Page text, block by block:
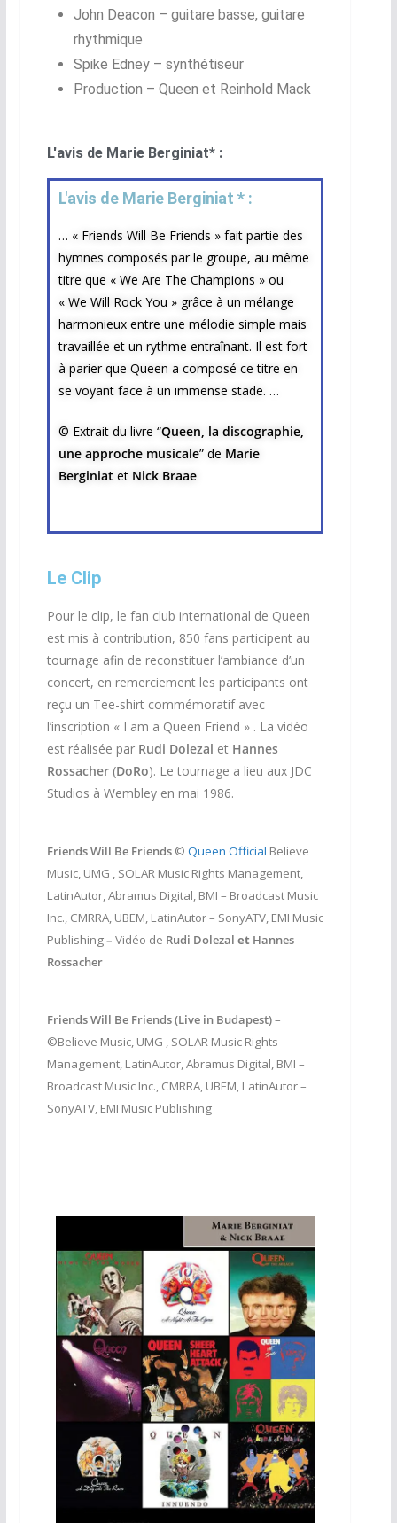
John Deacon – guitare basse, guitare
rhythmique
Spike Edney – synthétiseur
Production – Queen et Reinhold Mack
L'avis de Marie Berginiat* :
L'avis de Marie Berginiat * :​
… « Friends Will Be Friends » fait partie des
hymnes composés par le groupe, au même
titre que « We Are The Champions » ou
« We Will Rock You » grâce à un mélange
harmonieux entre une mélodie simple mais
travaillée et un rythme entraînant. Il est fort
à parier que Queen a composé ce titre en
se voyant face à un immense stade. …
© Extrait du livre “Queen, la discographie,
une approche musicale” de Marie
Berginiatet Nick Braae
Le Clip
Pour le clip, le fan club international de Queen
est mis à contribution, 850 fans participent au
tournage afin de reconstituer l’ambiance d’un
concert, en remerciement les participants ont
reçu un Tee-shirt commémoratif avec
l’inscription « I am a Queen Friend ». La vidéo
estréalisée par Rudi Dolezal et Hannes
Rossacher(DoRo). Le tournage a lieu aux JDC
Studios à Wembley en mai 1986.
Friends Will Be Friends© Queen Official Believe
Music, UMG , SOLAR Music Rights Management,
LatinAutor, Abramus Digital, BMI – Broadcast Music
Inc., CMRRA, UBEM, LatinAutor – SonyATV, EMI Music
Publishing– Vidéo de Rudi Dolezal et Hannes
Rossacher
Friends Will Be Friends (Live in Budapest)–
©Believe Music, UMG , SOLAR Music Rights
Management, LatinAutor, Abramus Digital, BMI –
Broadcast Music Inc., CMRRA, UBEM, LatinAutor –
SonyATV, EMI Music Publishing